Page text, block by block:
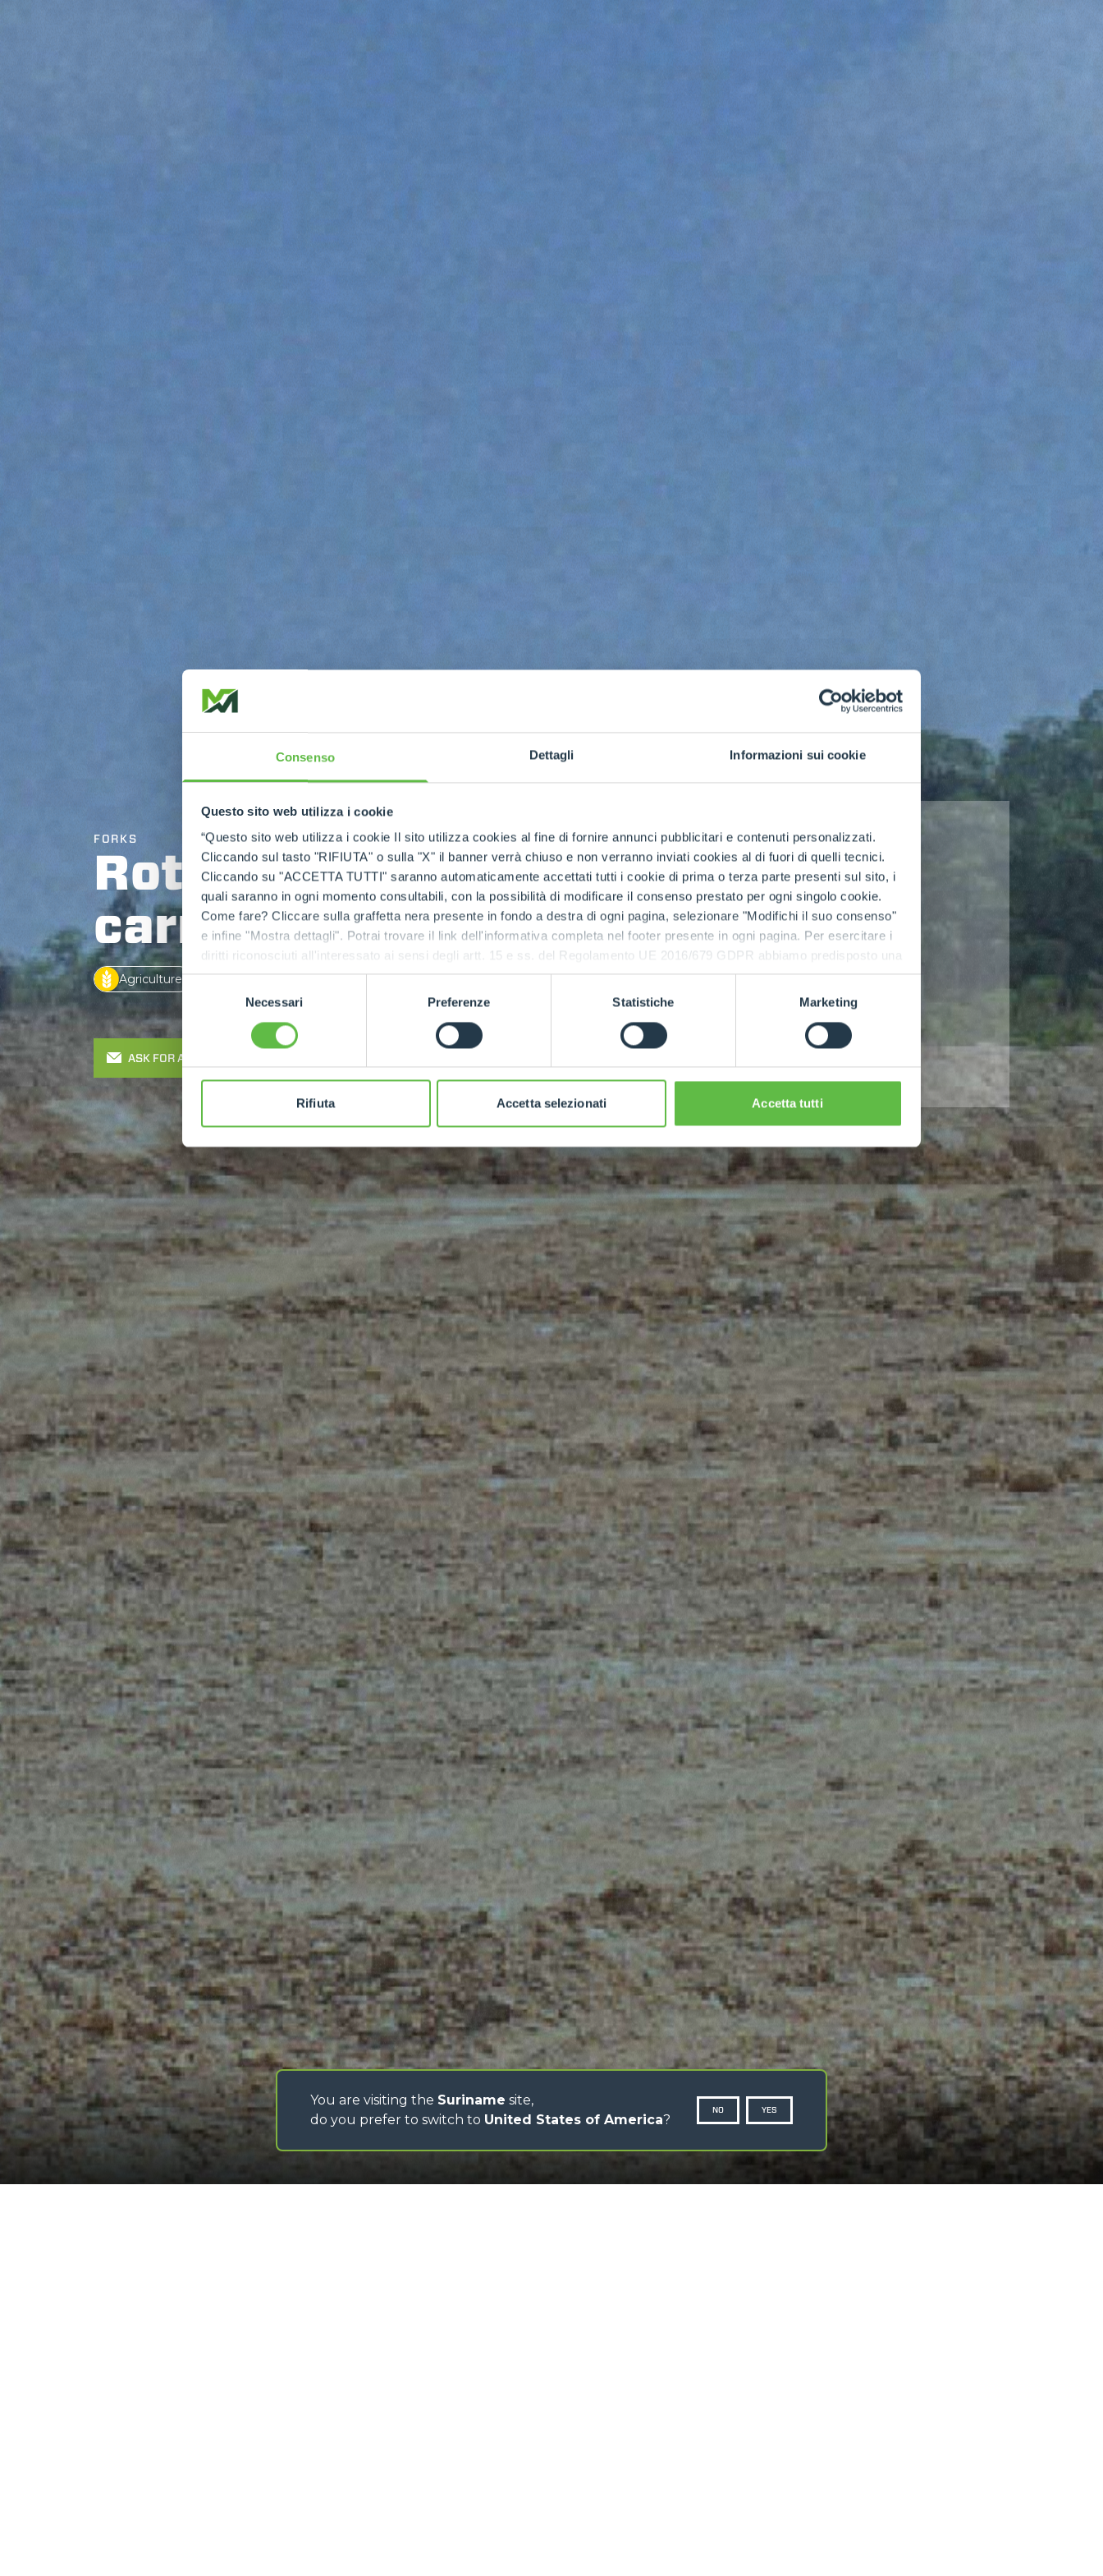
Consenso Dettagli Informazioni sui cookie
Questo sito web utilizza i cookie
“Questo sito web utilizza i cookie Il sito utilizza cookies al fine di fornire annunci pubblicitari e contenuti personalizzati.
Cliccando sul tasto "RIFIUTA" o sulla "X" il banner verrà chiuso e non verranno inviati cookies al di fuori di quelli tecnici.
Cliccando su "ACCETTA TUTTI" saranno automaticamente accettati tutti i cookie di prima o terza parte presenti sul sito, i
quali saranno in ogni momento consultabili, con la possibilità di modificare il consenso prestato per ogni singolo cookie.
Come fare? Cliccare sulla graffetta nera presente in fondo a destra di ogni pagina, selezionare "Modifichi il suo consenso"
e infine "Mostra dettagli". Potrai trovare il link dell'informativa completa nel footer presente in ogni pagina. Per esercitare i
diritti riconosciuti all'interessato ai sensi degli artt. 15 e ss. del Regolamento UE 2016/679 GDPR abbiamo predisposto una
apposita procedura.
consenso
Necessari Preferenze Statistiche Marketing
Rifiuta Accetta selezionati Accetta tutti
FORKS
Rotating forks
carriage
Agriculture Construction Industry Ecologie
ASK FOR A QUOTE
SCROLL DOWN
You are visiting the Suriname site,
do you prefer to switch to United States of America?
NO YES
CONTACTS
Via Nazionale, 9 - 12010
S. Defendente di Cervasca
(CN) - Italy
TEL
+39 0171614111
info@merlo.com
MERLO GROUP
MERLO WORLDWIDE
THE HISTORY OF MERLO
TECHNOLOGY
EXTRACT OF GENERAL
PURCHASING CONDITIONS
SAV - TEAM VIEWER
SHIPMENT OPERATIVE
INSTRUCTIONS
IT - TEAM VIEWER
PRODUCTS
ELECTRIC TELEHANDLER
COMPACT TELEHANDLERS
MEDIUM CAPACITY
TELEHANDLERS
HIGH CAPACITY
TELEHANDLERS
STABILIZED
TELEHANDLERS
ROTATING TELEHANDLERS
TELESCOPIC TRACTORS
CINGO TRANSPORTER
CINGO MULTIFUNCTION
ELECTRIC CINGO
CONCRETE MIXER
TOOL HANDLER TRACTOR
EQUIPMENTS
FORKS AND CLAMPS
HOOKS
PLATFORMS
SPECIAL
©2026
MERLO S.p.A. Industria Metalmeccanica
P. IVA/Codice Fiscale 03078670043 - Iscrizione CCIAA di Cuneo n. REA CN-260677,
Capitale Sociale 15.000.005,00 € int. vers
Privacy Policy Cookie Policy